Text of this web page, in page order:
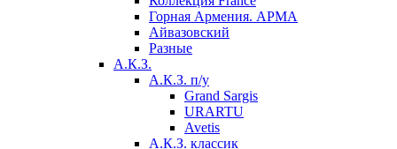
Горная Армения. АРМА
Айвазовский
Разные
А.К.З.
А.К.З. п/у
Grand Sargis
URARTU
Avetis
А.К.З. классик